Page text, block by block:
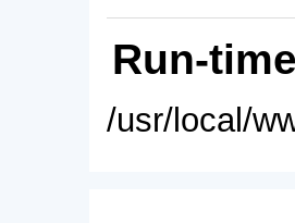
Run-
/usr/local/